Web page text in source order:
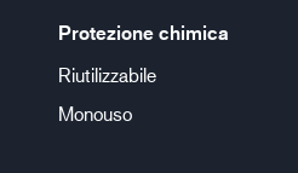
Protezione chimica
Riutilizzabile
Monouso